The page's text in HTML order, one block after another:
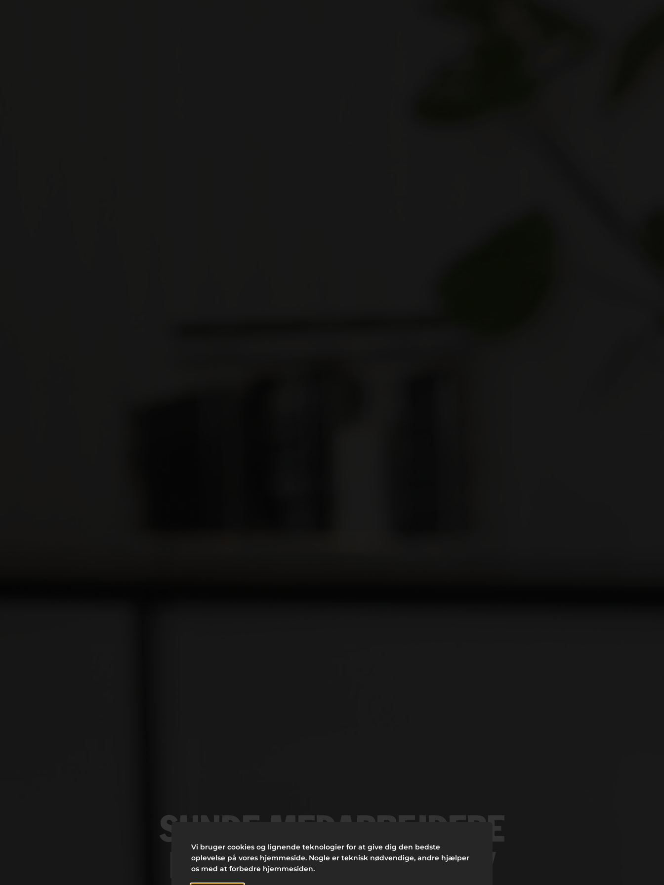
SUNDE MEDARBEJDERE
ER DET BEDSTE AKTIV
Vi bruger cookies og lignende teknologier for at give dig den bedste
oplevelse på vores hjemmeside. Nogle er teknisk nødvendige, andre hjælper
os med at forbedre hjemmesiden.